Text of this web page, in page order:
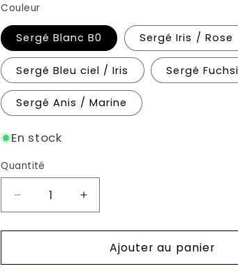
Couleur
Sergé Blanc B0 Sergé Iris / Rose
Sergé Bleu ciel / Iris Sergé
Sergé Anis / Marine
En stock
Quantité
Réduire
la
quantité
Charline
Augmenter
la
quantité
Charline
Ajouter au panier